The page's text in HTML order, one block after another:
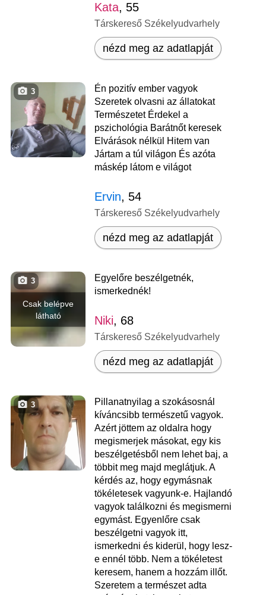
Kata, 55
Társkereső Székelyudvarhely
nézd meg az adatlapját
3
Én pozitív ember vagyok
Szeretek olvasni az állatokat
Természetet Érdekel a
pszichológia Barátnőt keresek
Elvárások nélkül Hitem van
Jártam a túl világon És azóta
máskép látom e világot
Ervin, 54
Társkereső Székelyudvarhely
nézd meg az adatlapját
Csak belépve
látható
3
Egyelőre beszélgetnék,
ismerkednék!
Niki, 68
Társkereső Székelyudvarhely
nézd meg az adatlapját
3
Pillanatnyilag a szokásosnál
kíváncsibb természetű vagyok.
Azért jöttem az oldalra hogy
megismerjek másokat, egy kis
beszélgetésből nem lehet baj, a
többit meg majd meglátjuk. A
kérdés az, hogy egymásnak
tökéletesek vagyunk-e. Hajlandó
vagyok találkozni és megismerni
egymást. Egyenlőre csak
beszélgetni vagyok itt,
ismerkedni és kiderül, hogy lesz-
e ennél több. Nem a tökéletest
keresem, hanem a hozzám illőt.
Szeretem a természet adta